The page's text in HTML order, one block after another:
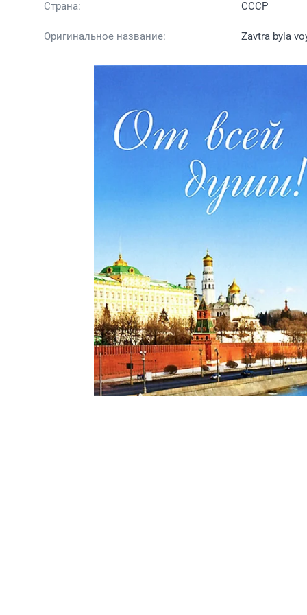
Страна: СССР
Оригинальное название: Zavtra byla